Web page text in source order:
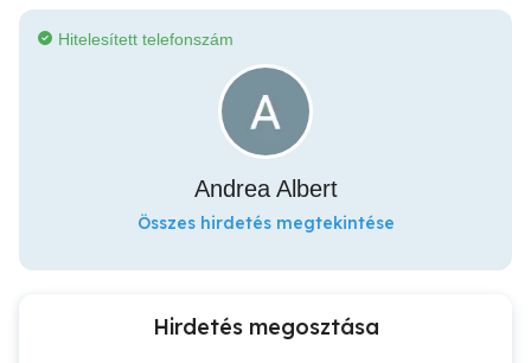
Hitelesített telefonszám
Andrea Albert
Összes hirdetés megtekintése
Hirdetés megosztása